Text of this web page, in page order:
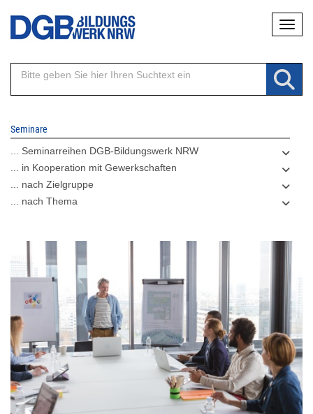
Direkt
Inhalt
Seminare
... Seminarreihen DGB-Bildungswerk NRW
... in Kooperation mit Gewerkschaften
... nach Zielgruppe
... nach Thema